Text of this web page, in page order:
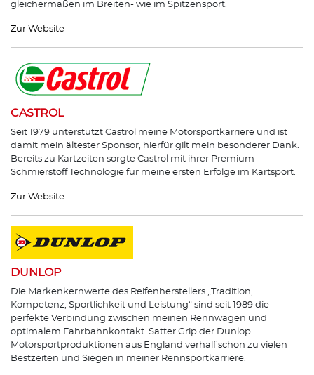
gleichermaßen im Breiten- wie im Spitzensport.
Zur Website
CASTROL
Seit 1979 unterstützt Castrol meine Motorsportkarriere und ist
damit mein ältester Sponsor, hierfür gilt mein besonderer Dank.
Bereits zu Kartzeiten sorgte Castrol mit ihrer Premium
Schmierstoff Technologie für meine ersten Erfolge im Kartsport.
Zur Website
DUNLOP
Die Markenkernwerte des Reifenherstellers „Tradition,
Kompetenz, Sportlichkeit und Leistung“ sind seit 1989 die
perfekte Verbindung zwischen meinen Rennwagen und
optimalem Fahrbahnkontakt. Satter Grip der Dunlop
Motorsportproduktionen aus England verhalf schon zu vielen
Bestzeiten und Siegen in meiner Rennsportkarriere.